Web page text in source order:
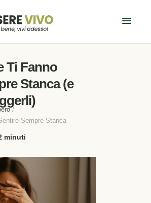
Ti Fanno
Stanca (e
/
Sempre Stanca
minuti